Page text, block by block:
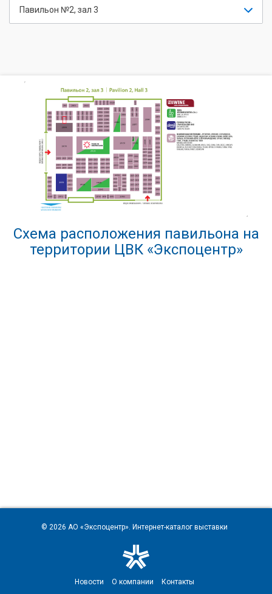
Павильон №2, зал 3
Схема расположения павильона на
территории ЦВК «Экспоцентр»
© 2026 АО «Экспоцентр». Интернет-каталог выставки
Новости О компании Контакты